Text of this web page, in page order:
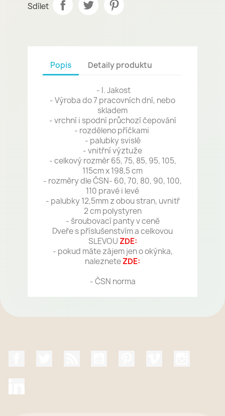
Sdílet
Popis Detaily produktu
- I. Jakost
- Výroba do 7 pracovních dní, nebo
skladem
- vrchní i spodní průchozí čepování
- rozděleno příčkami
- palubky svislé
- vnitřní výztuže
- celkový rozměr 65, 75, 85, 95, 105,
115cm x 198,5 cm
- rozměry dle ČSN- 60, 70, 80, 90, 100,
110 pravé i levé
- palubky 12,5mm z obou stran, uvnitř
2 cm polystyren
- šroubovací panty v ceně
Dveře s příslušenstvím a celkovou
SLEVOU ZDE:
- pokud máte zájem jen o okýnka,
nalezneteZDE:
- ČSN norma